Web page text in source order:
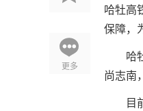
更多
哈牡高
保障，
哈
尚志南
目